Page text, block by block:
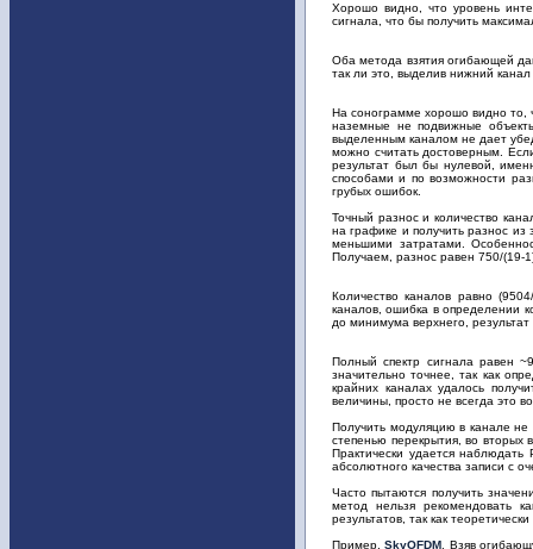
Хорошо видно, что уровень
сигнала, что бы получить
Оба метода взятия огибающей
так ли это, выделив нижний канал
На сонограмме хорошо видно то,
наземные не подвижные
выделенным каналом не дает
можно считать достоверным.
результат был бы нулевой,
способами и по возможности
грубых ошибок.
Точный разнос и количество
на графике и получить разнос
меньшими затратами.
Получаем, разнос равен 750/(19-
Количество каналов равно
каналов, ошибка в определении
до минимума верхнего,
Полный спектр сигнала равен
значительно точнее, так как
крайних каналах удалось
величины, просто не всегда это
Получить модуляцию в канале
степенью перекрытия, во вторых
Практически удается
абсолютного качества записи с
Часто пытаются получить
метод нельзя рекомендовать
результатов, так как
Пример,SkyOFDM . Взяв